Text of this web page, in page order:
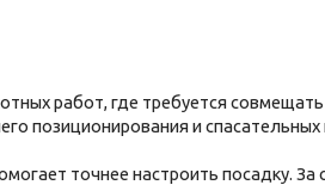
работ, где требуется
позиционирования и спасательных
точнее настроить посадку. За